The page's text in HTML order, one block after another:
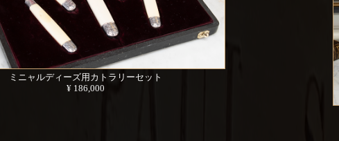
ミニャルディーズ用カトラリーセット
¥ 186,000